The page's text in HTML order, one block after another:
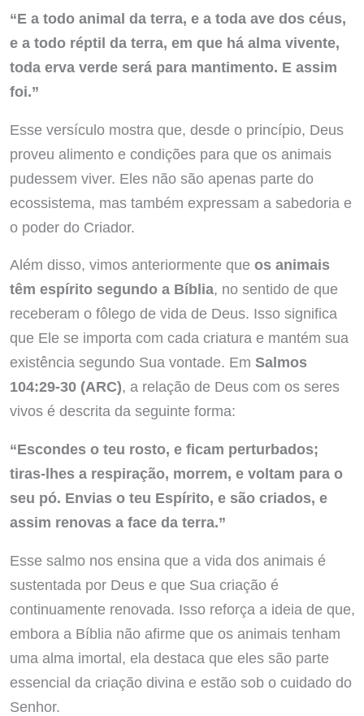
“E a todo animal da terra, e a toda ave dos céus,
e a todo réptil da terra, em que há alma vivente,
toda erva verde será para mantimento. E assim
foi.”
Esse versículo mostra que, desde o princípio, Deus
proveu alimento e condições para que os animais
pudessem viver. Eles não são apenas parte do
ecossistema, mas também expressam a sabedoria e
o poder do Criador.
Além disso, vimos anteriormente que os animais
têm espírito segundo a Bíblia, no sentido de que
receberam o fôlego de vida de Deus. Isso significa
que Ele se importa com cada criatura e mantém sua
existência segundo Sua vontade. Em Salmos
104:29-30 (ARC), a relação de Deus com os seres
vivos é descrita da seguinte forma:
“Escondes o teu rosto, e ficam perturbados;
tiras-lhes a respiração, morrem, e voltam para o
seu pó. Envias o teu Espírito, e são criados, e
assim renovas a face da terra.”
Esse salmo nos ensina que a vida dos animais é
sustentada por Deus e que Sua criação é
continuamente renovada. Isso reforça a ideia de que,
embora a Bíblia não afirme que os animais tenham
uma alma imortal, ela destaca que eles são parte
essencial da criação divina e estão sob o cuidado do
Senhor.